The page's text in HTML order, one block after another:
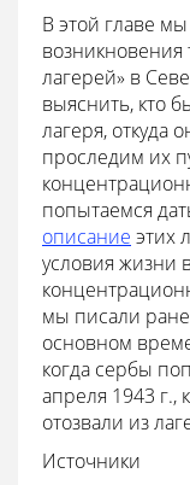
В этой главе
возникновения
лагерей» в
выяснить, кто
лагеря, откуда
проследим их
попытаемся
описание этих
условия жизни
мы писали
основном
когда сербы
апреля 1943 г.,
отозвали из
Источники